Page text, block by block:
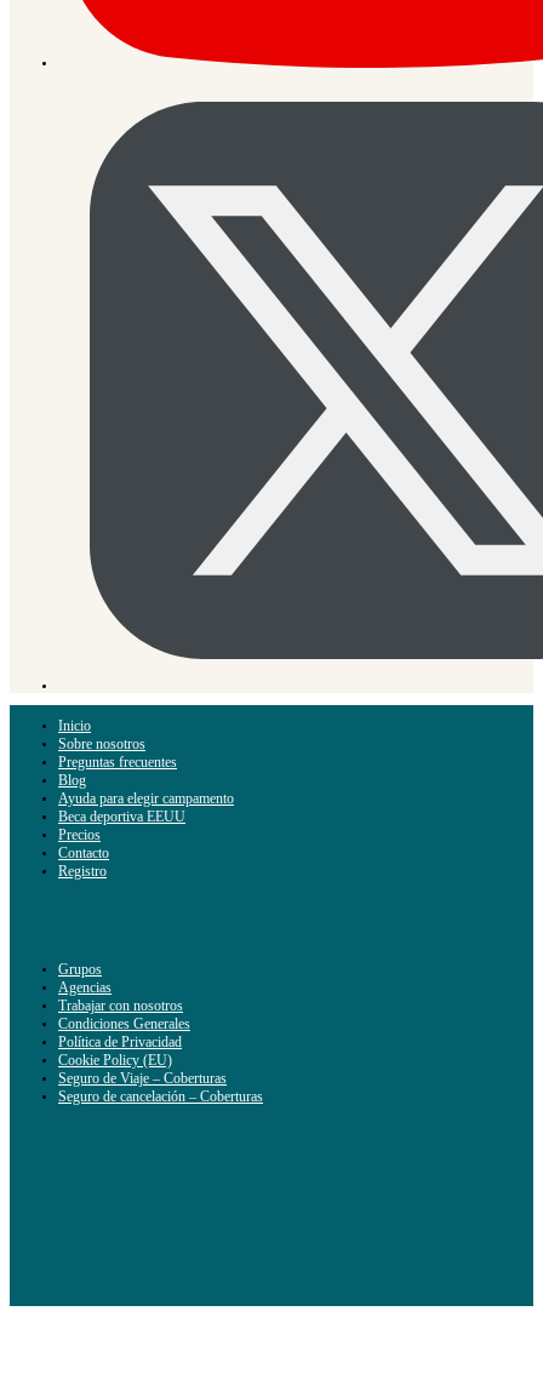
Inicio
Sobre nosotros
Preguntas frecuentes
Blog
Ayuda para elegir campamento
Beca deportiva EEUU
Precios
Contacto
Registro
Grupos
Agencias
Trabajar con nosotros
Condiciones Generales
Política de Privacidad
Cookie Policy (EU)
Seguro de Viaje – Coberturas
Seguro de cancelación – Coberturas